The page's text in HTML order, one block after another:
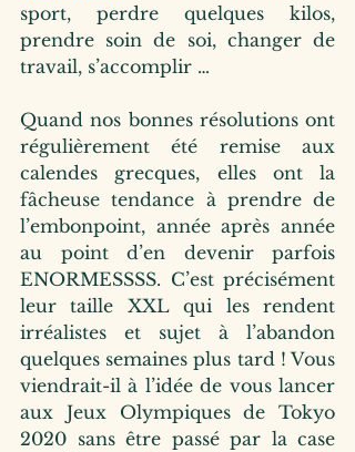
sport, perdre quelques kilos,
prendre soin de soi, changer de
travail, s’accomplir …
Quand nos bonnes résolutions ont
régulièrement été remise aux
calendes grecques, elles ont la
fâcheuse tendance à prendre de
l’embonpoint, année après année
au point d’en devenir parfois
ENORMESSSS. C’est précisément
leur taille XXL qui les rendent
irréalistes et sujet à l’abandon
quelques semaines plus tard ! Vous
viendrait-il à l’idée de vous lancer
aux Jeux Olympiques de Tokyo
2020 sans être passé par la case